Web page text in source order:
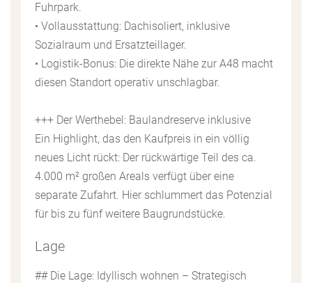
Fuhrpark.
• Vollausstattung: Dachisoliert, inklusive
Sozialraum und Ersatzteillager.
• Logistik-Bonus: Die direkte Nähe zur A48 macht
diesen Standort operativ unschlagbar.
+++ Der Werthebel: Baulandreserve inklusive
Ein Highlight, das den Kaufpreis in ein völlig
neues Licht rückt: Der rückwärtige Teil des ca.
4.000 m² großen Areals verfügt über eine
separate Zufahrt. Hier schlummert das Potenzial
für bis zu fünf weitere Baugrundstücke.
Lage
## Die Lage: Idyllisch wohnen – Strategisch